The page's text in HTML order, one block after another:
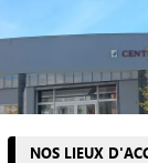
NOS LIEUX